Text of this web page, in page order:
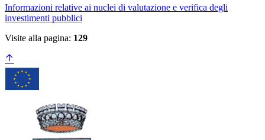
Informazioni relative ai nuclei di valutazione e verifica degli
investimenti pubblici
Visite alla pagina: 129